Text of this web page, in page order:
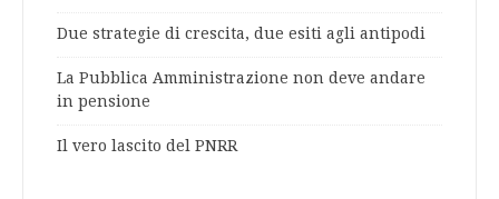
Due strategie di crescita, due esiti agli antipodi
La Pubblica Amministrazione non deve andare
in pensione
Il vero lascito del PNRR